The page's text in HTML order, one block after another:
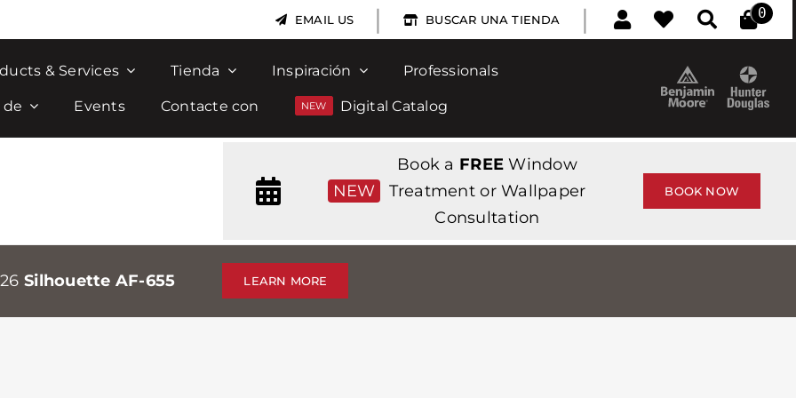
EMAIL US | BUSCAR UNA TIENDA | 0
& Services Tienda Inspiración Professionals
de Events Contacte con Digital Catalog
NEW
Book a FREE Window
Treatment or Wallpaper
Consultation
BOOK NOW
Silhouette AF-655 LEARN MORE